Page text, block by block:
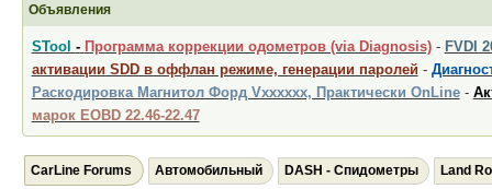
Объявления
STool - Программа коррекции одометров (via Diagnosis)- FVDI
активации SDD в оффлан режиме, генерации паролей -
Раскодировка Магнитол Форд Vxxxxxx, Практически OnLine-
марок EOBD 22.46-22.47
CarLine Forums Автомобильный DASH - Спидометры Land